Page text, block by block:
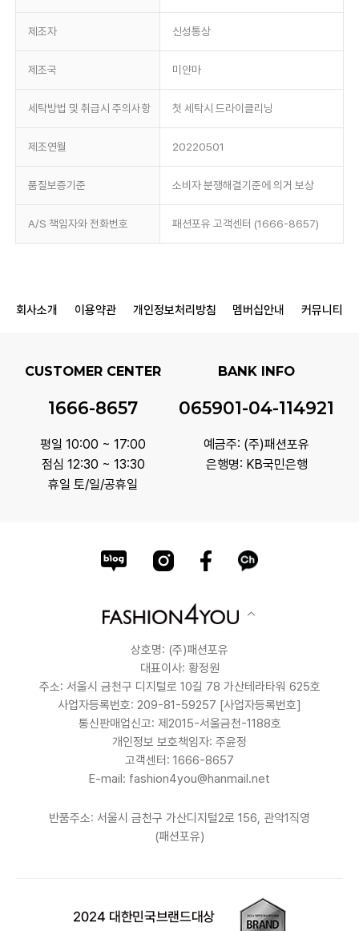
제조자 신성통상
제조국 미얀마
세탁방법 및 취급시 주의사항 첫 세탁시 드라이클리닝
제조연월 20220501
품질보증기준 소비자 분쟁해결기준에 의거 보상
A/S 책임자와 전화번호 패션포유 고객센터 (1666-8657)
회사소개 이용약관 개인정보처리방침 멤버십안내 커뮤니티
CUSTOMER CENTER
1666-8657
평일 10:00 ~ 17:00
점심 12:30 ~ 13:30
휴일 토/일/공휴일
BANK INFO
065901-04-114921
예금주: (주)패션포유
은행명: KB국민은행
상호명: (주)패션포유
대표이사: 황정원
주소: 서울시 금천구 디지털로 10길 78 가산테라타워 625호
사업자등록번호: 209-81-59257 [사업자등록번호]
통신판매업신고: 제2015-서울금천-1188호
개인정보 보호책임자: 주윤정
고객센터: 1666-8657
E-mail: fashion4you@hanmail.net
반품주소: 서울시 금천구 가산디지털2로 156, 관악1직영
(패션포유)